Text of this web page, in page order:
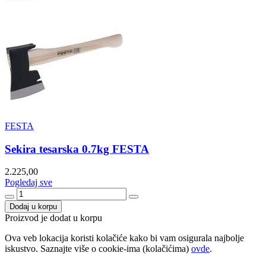
FESTA
Sekira tesarska 0.7kg FESTA
2.225,00
Pogledaj sve
Dodaj u korpu
Proizvod je dodat u korpu
Ova veb lokacija koristi kolačiće kako bi vam osigurala najbolje
iskustvo. Saznajte više o cookie-ima (kolačićima) ovde.